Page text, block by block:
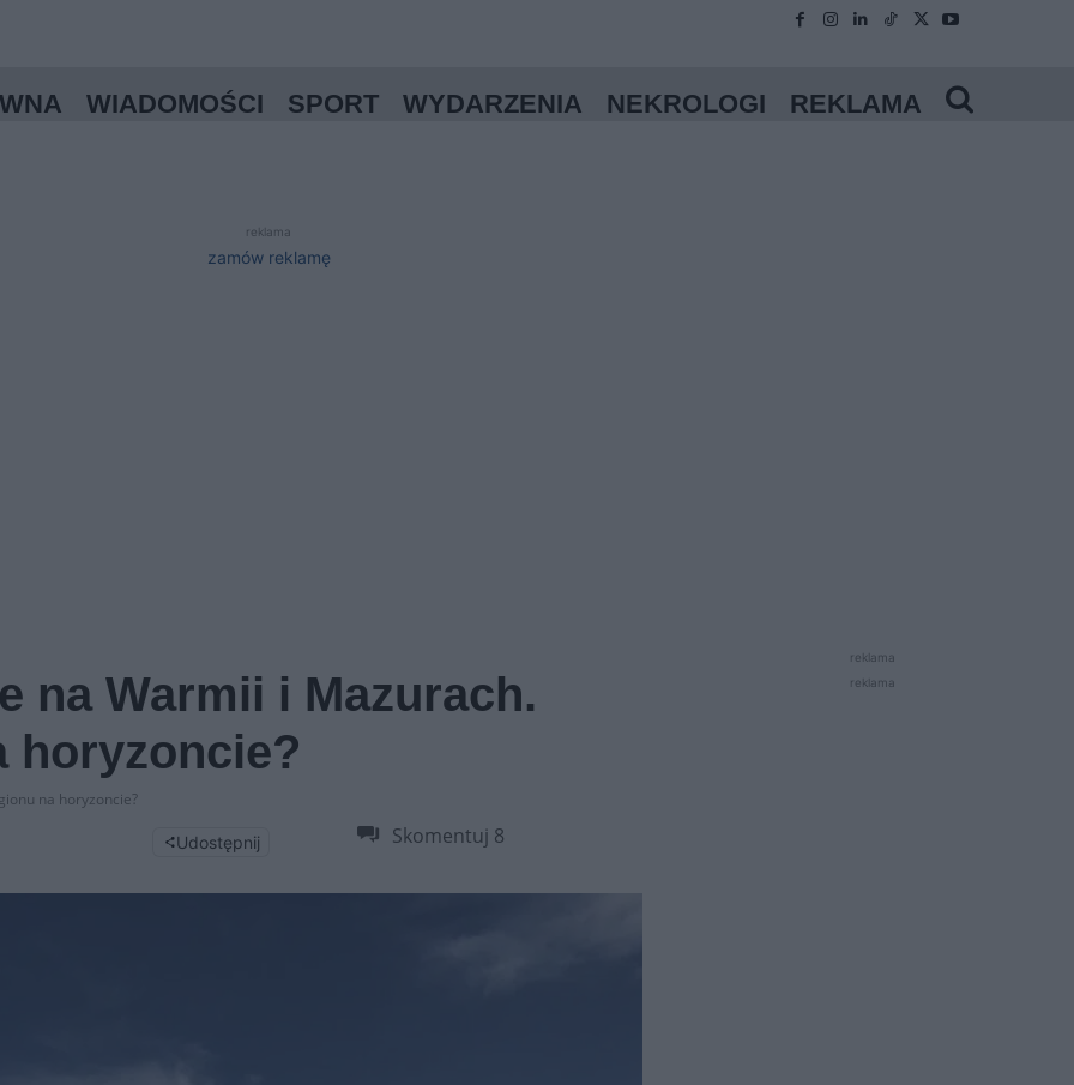
WIADOMOŚCI SPORT WYDARZENIA NEKROLOGI REKLAMA
reklama
zamów reklamę
na Warmii i Mazurach.
horyzoncie?
na horyzoncie?
Udostępnij Skomentuj 8
reklama
reklama